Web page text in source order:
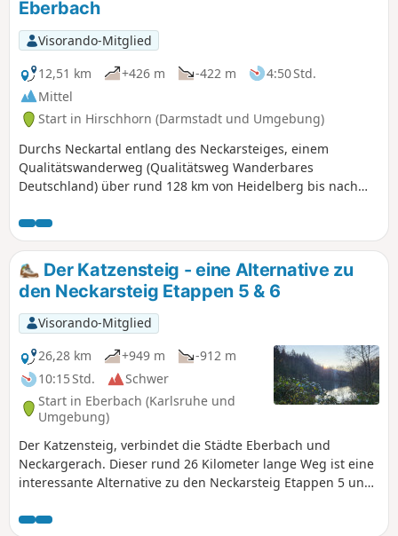
Eberbach
Visorando-Mitglied
12,51 km
+426 m -422 m
4:50 Std.
Mittel
Start in Hirschhorn (Darmstadt und Umgebung)
Durchs Neckartal entlang des Neckarsteiges, einem
Qualitätswanderweg (Qualitätsweg Wanderbares
Deutschland) über rund 128 km von Heidelberg bis nach
Mehrtages- oder Tagestour erwandern. Diese Etappe führt
Dich von Hirschhorn nach Eberbach.
Der Katzensteig - eine Alternative zu
den Neckarsteig Etappen 5 & 6
Visorando-Mitglied
26,28 km
+949 m
-912 m
10:15 Std.
Schwer
Start in Eberbach (Karlsruhe und
Umgebung)
Der Katzensteig, verbindet die Städte Eberbach und
Neckargerach. Dieser rund 26 Kilometer lange Weg ist eine
interessante Alternative zu den Neckarsteig Etappen 5 und
Ausblicken und kulturellen Sehenswürdigkeiten.